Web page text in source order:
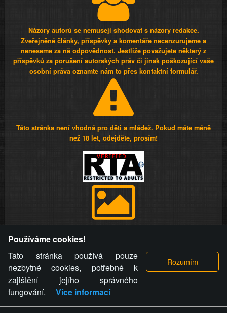
Názory autorů se nemusejí shodovat s názory redakce.
Zveřejněné články, příspěvky a komentáře necenzurujeme a
neneseme za ně odpovědnost. Jestliže považujete některý z
příspěvků za porušení autorských práv či jinak poškozující vaše
osobní práva oznamte nám to přes kontaktní formulář.
Táto stránka není vhodná pro děti a mládež. Pokud máte méně
než 18 let, odejděte, prosím!
videa a komentáře. Osoba, které se toto opatření provozovatele
stránky týče, ani osoba, která umístila fotografii nebo video na
stránku, nemůže z důvodu odstranění fotografie, videa nebo
komentáře pro výše uvedenou okolnost uplatnit vůči
provozovateli stránky žádný nárok na náhradu škody nebo
nemajetkové újmy.
Používáme cookies!
Tato stránka používá pouze
nezbytné cookies, potřebné k
zajištění jejího správného
fungování.
Více informací